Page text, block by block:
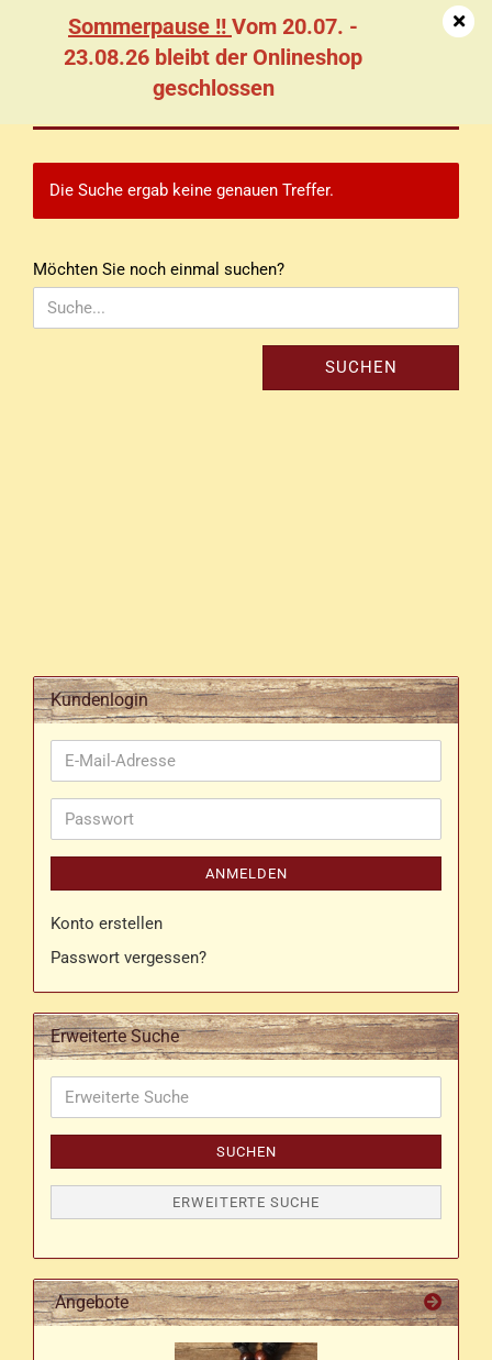
Sommerpause !! Vom 20.07. -
23.08.26 bleibt der Onlineshop
geschlossen
Erweiterte Suche
Die Suche ergab keine genauen Treffer.
MÖCHTEN
SIE
NOCH
Möchten Sie noch einmal suchen?
SUCHEN
Kundenlogin
E-
Mail-
Passwort
ANMELDEN
Konto erstellen
Passwort vergessen?
Erweiterte Suche
Erweiterte
Suche
SUCHEN
ERWEITERTE SUCHE
Angebote